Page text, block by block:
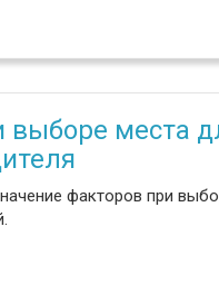
места
факторов при